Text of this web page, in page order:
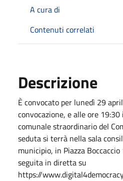
A cura di
Contenuti correlati
Descrizione
È convocato per lunedì 29
convocazione, e alle ore
comunale straordinario del
seduta si terrà nella sala
municipio, in Piazza
seguita in diretta su
https://